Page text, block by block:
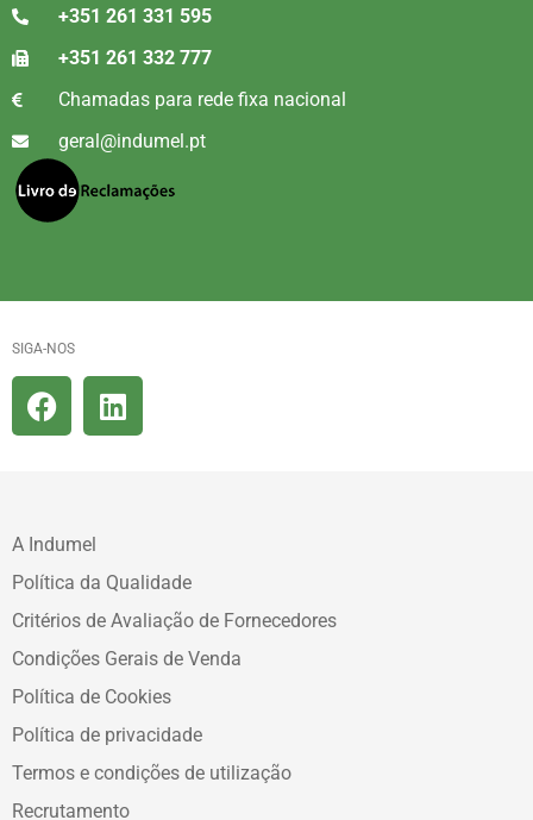
+351 261 331 595
+351 261 332 777
Chamadas para rede fixa nacional
geral@indumel.pt
SIGA-NOS
A Indumel
Política da Qualidade
Critérios de Avaliação de Fornecedores
Condições Gerais de Venda
Política de Cookies
Política de privacidade
Termos e condições de utilização
Recrutamento